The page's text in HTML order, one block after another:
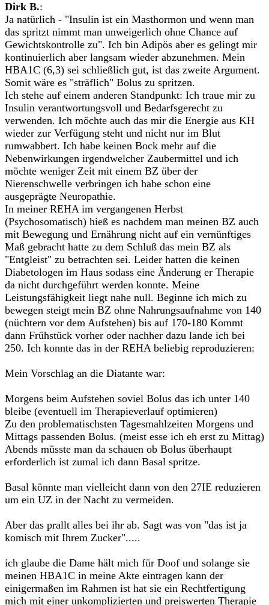
Dirk B.:
Ja natürlich - "Insulin ist ein Masthormon und wenn man
das spritzt nimmt man unweigerlich ohne Chance auf
Gewichtskontrolle zu". Ich bin Adipös aber es gelingt mir
kontinuierlich aber langsam wieder abzunehmen. Mein
HBA1C (6,3) sei schließlich gut, ist das zweite Argument.
Somit wäre es "sträflich" Bolus zu spritzen.
Ich stehe auf einem anderen Standpunkt: Ich traue mir zu
Insulin verantwortungsvoll und Bedarfsgerecht zu
verwenden. Ich möchte auch das mir die Energie aus KH
wieder zur Verfügung steht und nicht nur im Blut
rumwabbert. Ich habe keinen Bock mehr auf die
Nebenwirkungen irgendwelcher Zaubermittel und ich
möchte weniger Zeit mit einem BZ über der
Nierenschwelle verbringen ich habe schon eine
ausgeprägte Neuropathie.
In meiner REHA im vergangenen Herbst
(Psychosomatisch) hieß es nachdem man meinen BZ auch
mit Bewegung und Ernährung nicht auf ein vernünftiges
Maß gebracht hatte zu dem Schluß das mein BZ als
"Entgleist" zu betrachten sei. Leider hatten die keinen
Diabetologen im Haus sodass eine Änderung er Therapie
da nicht durchgeführt werden konnte. Meine
Leistungsfähigkeit liegt nahe null. Beginne ich mich zu
bewegen steigt mein BZ ohne Nahrungsaufnahme von 140
(nüchtern vor dem Aufstehen) bis auf 170-180 Kommt
dann Frühstück vorher oder nachher dazu lande ich bei
250. Ich konnte das in der REHA beliebig reproduzieren:
Mein Vorschlag an die Diatante war:
Morgens beim Aufstehen soviel Bolus das ich unter 140
bleibe (eventuell im Therapieverlauf optimieren)
Zu den problematischsten Tagesmahlzeiten Morgens und
Mittags passenden Bolus. (meist esse ich eh erst zu Mittag)
Abends müsste man da schauen ob Bolus überhaupt
erforderlich ist zumal ich dann Basal spritze.
Basal könnte man vielleicht dann von den 27IE reduzieren
um ein UZ in der Nacht zu vermeiden.
Aber das prallt alles bei ihr ab. Sagt was von "das ist ja
komisch mit Ihrem Zucker".....
ich glaube die Dame hält mich für Doof und solange sie
meinen HBA1C in meine Akte eintragen kann der
einigermaßen im Rahmen ist hat sie ein Rechtfertigung
mich mit einer unkomplizierten und preiswerten Therapie